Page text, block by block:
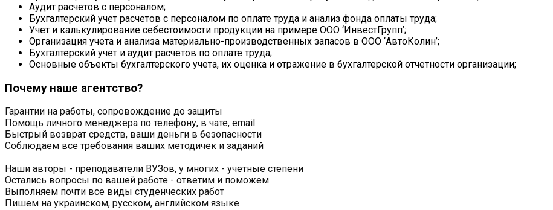
Аудит расчетов с персоналом;
Бухгалтерский учет расчетов с персоналом по оплате труда и анализ фонда оплаты труда;
Учет и калькулирование себестоимости продукции на примере ООО ‘ИнвестГрупп’;
Организация учета и анализа материально-производственных запасов в ООО ‘АвтоКолин’;
Бухгалтерский учет и аудит расчетов по оплате труда;
Основные объекты бухгалтерского учета, их оценка и отражение в бухгалтерской отчетности организации;
Почему наше агентство?
Гарантии на работы, сопровождение до защиты
Помощь личного менеджера по телефону, в чате, email
Быстрый возврат средств, ваши деньги в безопасности
Соблюдаем все требования ваших методичек и заданий
Наши авторы - преподаватели ВУЗов, у многих - учетные степени
Остались вопросы по вашей работе - ответим и поможем
Выполняем почти все виды студенческих работ
Пишем на украинском, русском, английском языке